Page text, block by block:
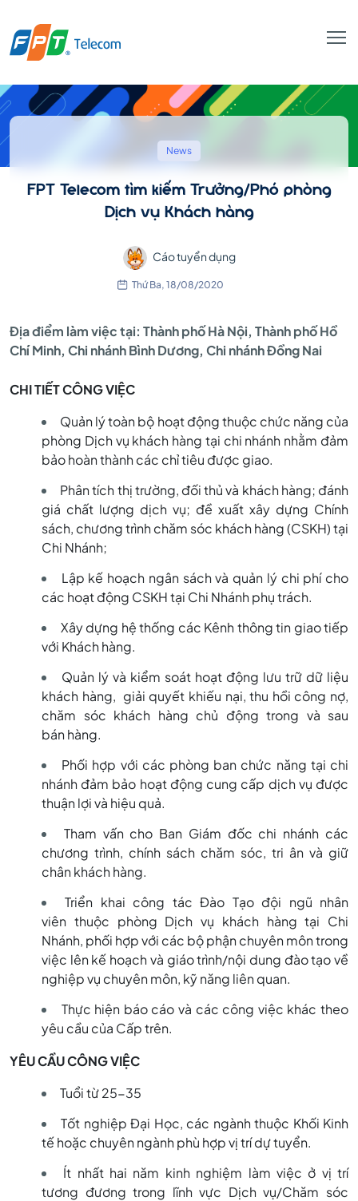
FPT
Telecom
Trưởng/Phó
phòng
Dịch
vụ
Khách
hàng
News
FPT Telecom tìm kiếm Trưởng/Phó phòng
Dịch vụ Khách hàng
Cáo tuyển dụng
Thứ Ba, 18/08/2020
Địa điểm làm việc tại: Thành phố Hà Nội, Thành phố Hồ
Chí Minh, Chi nhánh Bình Dương, Chi nhánh Đồng Nai
CHI TIẾT CÔNG VIỆC
Quản lý toàn bộ hoạt động thuộc chức năng của
phòng Dịch vụ khách hàng tại chi nhánh nhằm đảm
bảo hoàn thành các chỉ tiêu được giao.
Phân tích thị trường, đối thủ và khách hàng; đánh
giá chất lượng dịch vụ; đề xuất xây dựng Chính
sách, chương trình chăm sóc khách hàng (CSKH) tại
Chi Nhánh;
Lập kế hoạch ngân sách và quản lý chi phí cho
các hoạt động CSKH tại Chi Nhánh phụ trách.
Xây dựng hệ thống các Kênh thông tin giao tiếp
với Khách hàng.
Quản lý và kiểm soát hoạt động lưu trữ dữ liệu
khách hàng, giải quyết khiếu nại, thu hồi công nợ,
chăm sóc khách hàng chủ động trong và sau
bán hàng.
Phối hợp với các phòng ban chức năng tại chi
nhánh đảm bảo hoạt động cung cấp dịch vụ được
thuận lợi và hiệu quả.
Tham vấn cho Ban Giám đốc chi nhánh các
chương trình, chính sách chăm sóc, tri ân và giữ
chân khách hàng.
Triển khai công tác Đào Tạo đội ngũ nhân
viên thuộc phòng Dịch vụ khách hàng tại Chi
Nhánh, phối hợp với các bộ phận chuyên môn trong
việc lên kế hoạch và giáo trình/nội dung đào tạo về
nghiệp vụ chuyên môn, kỹ năng liên quan.
Thực hiện báo cáo và các công việc khác theo
yêu cầu của Cấp trên.
YÊU CẦU CÔNG VIỆC
Tuổi từ 25-35
Tốt nghiệp Đại Học, các ngành thuộc Khối Kinh
tế hoặc chuyên ngành phù hợp vị trí dự tuyển.
Ít nhất hai năm kinh nghiệm làm việc ở vị trí
tương đương trong lĩnh vực Dịch vụ/Chăm sóc